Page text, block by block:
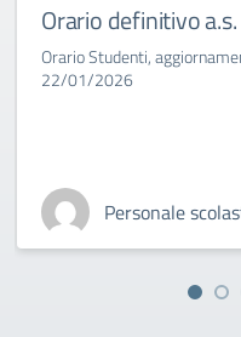
Orario definitivo
Orario Studenti,
22/01/2026
Personale